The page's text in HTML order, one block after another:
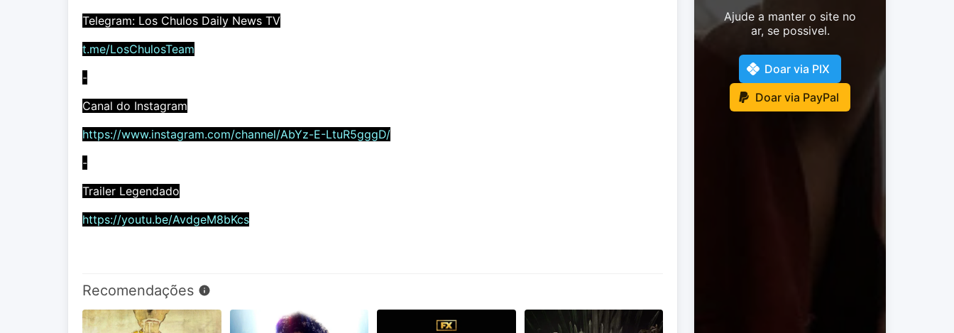
Telegram: Los Chulos Daily News TV
t.me/LosChulosTeam
-
Canal do Instagram
https://www.instagram.com/channel/AbYz-E-LtuR5gggD/
-
Trailer Legendado
https://youtu.be/AvdgeM8bKcs
Recomendações
Ajude a manter o site no
ar, se possivel.
Doar via PIX
Doar via PayPal